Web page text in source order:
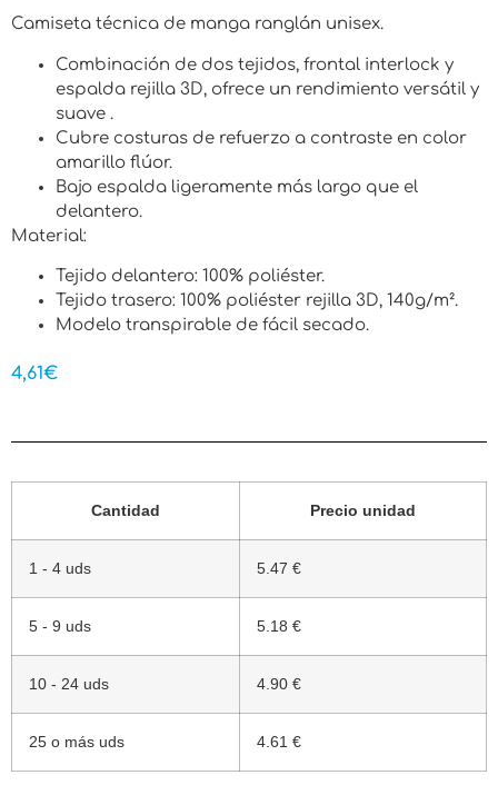
Camiseta técnica de manga ranglán unisex.
Combinación de dos tejidos, frontal interlock y
espalda rejilla 3D, ofrece un rendimiento versátil y
suave .
Cubre costuras de refuerzo a contraste en color
amarillo flúor.
Bajo espalda ligeramente más largo que el
delantero.
Material:
Tejido delantero: 100% poliéster.
Tejido trasero: 100% poliéster rejilla 3D, 140g/m².
Modelo transpirable de fácil secado.
4,61€
Cantidad Precio unidad
1 - 4 uds 5.47 €
5 - 9 uds 5.18 €
10 - 24 uds 4.90 €
25 o más uds 4.61 €